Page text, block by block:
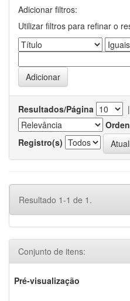
Adicionar filtros:
Utilizar filtros para refinar o
Resultados/Página |
Registro(s)
Resultado 1-1 de 1.
Conjunto de itens:
Pré-visualização